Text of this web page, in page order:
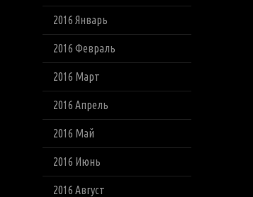
2016 Январь
2016 Февраль
2016 Март
2016 Апрель
2016 Май
2016 Июнь
2016 Август